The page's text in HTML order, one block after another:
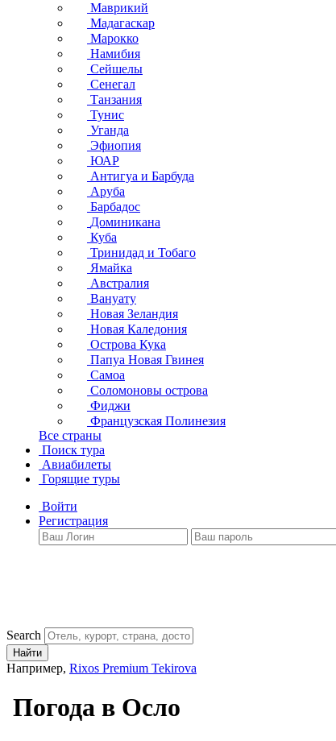
Маврикий
Мадагаскар
Марокко
Намибия
Сейшелы
Сенегал
Танзания
Тунис
Уганда
Эфиопия
ЮАР
Антигуа и Барбуда
Аруба
Барбадос
Доминикана
Куба
Тринидад и Тобаго
Ямайка
Австралия
Вануату
Новая Зеландия
Новая Каледония
Острова Кука
Папуа Новая Гвинея
Самоа
Соломоновы острова
Фиджи
Французская Полинезия
Все страны
Поиск тура
Авиабилеты
Горящие туры
Войти
Регистрация
Search
Найти
Например, Rixos Premium Tekirova
Погода в Осло